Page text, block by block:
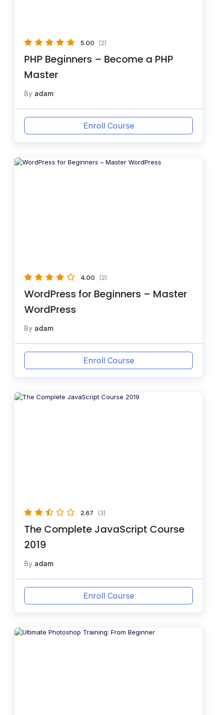
5.00 (2)
PHP Beginners – Become a PHP
Master
By adam
Enroll Course
4.00 (2)
WordPress for Beginners – Master
WordPress
By adam
Enroll Course
2.67 (3)
The Complete JavaScript Course
2019
By adam
Enroll Course